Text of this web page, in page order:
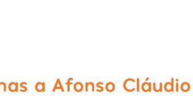
a Afonso